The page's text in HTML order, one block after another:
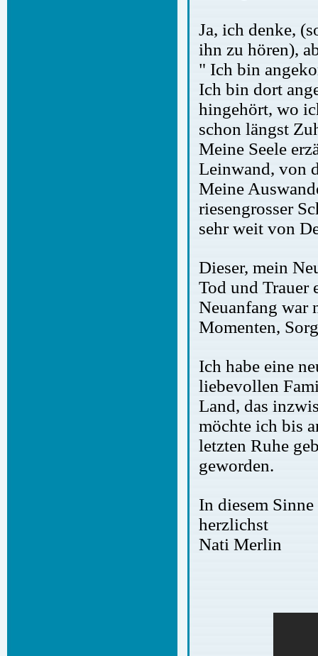
Ja, ich denke,
ihn zu hören),
" Ich bin
Ich bin dort
hingehört, wo
schon längst
Meine Seele
Leinwand, von
Meine
riesengrosser
sehr weit von
Dieser, mein
Tod und Trauer
Neuanfang war
Momenten,
Ich habe eine
liebevollen
Land, das
möchte ich bis
letzten Ruhe
geworden.
In diesem Sinne
herzlichst
Nati Merlin